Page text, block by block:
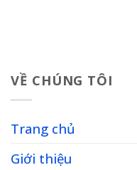
VỀ CHÚNG TÔI
Trang chủ
Giới thiệu